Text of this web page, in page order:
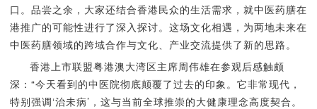
口。品尝之余，大家还结合香港民众的生活需求，就中医药膳在
港推广的可能性进行了深入探讨。这场文化相遇，为两地未来在
中医药膳领域的跨域合作与文化、产业交流提供了新的思路。
香港上市联盟粤港澳大湾区主席周伟雄在参观后感触颇
深：“今天看到的中医院彻底颠覆了过去的印象。它非常现代，
特别强调‘治未病’，这与当前全球推崇的大健康理念高度契合。